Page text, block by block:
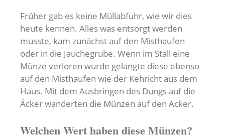
Früher gab es keine Müllabfuhr, wie wir dies
heute kennen. Alles was entsorgt werden
musste, kam zunächst auf den Misthaufen
oder in die Jauchegrube. Wenn im Stall eine
Münze verloren wurde gelangte diese ebenso
auf den Misthaufen wie der Kehricht aus dem
Haus. Mit dem Ausbringen des Dungs auf die
Äcker wanderten die Münzen auf den Acker.
Welchen Wert haben diese Münzen?